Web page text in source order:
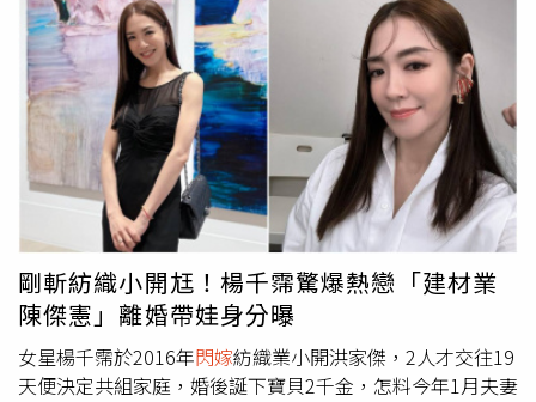
心、南瓜、豆腐和鮭魚給牠吃。」一開始不懂分量，導致大
器拉肚子，李燕哭笑不得地說：「媽媽就是怕小孩吃不飽，
我調整份量後就好了。」她也根據大器的過敏體質，研究各
種飲食資訊，「發現過敏源來自雞肉，所以大器的飼料跟零
食也都改吃鹿肉，或其他罕見的動物肉成份。」還會搭配爆
毛粉、牛奶、益生菌和骨粉，粗估下來，毛孩每月開銷超過
5萬元。因為大器太貼心可愛，讓李燕連工作要跟牠短暫分
開都捨不得。（圖／侯世駿攝）不過對李燕而言，這一切付
出都甘之如飴。她誇讚大器不只聽得懂人話，還能察覺她的
情緒起伏，「牠看到我情緒不好時，會默默走過來，把嘴巴
放在我腿上，就這樣看著我」，彷彿是無聲的安慰。看到李
燕和經紀人玩鬧，只要她假裝打經紀人，大器也會立刻衝過
來把2人隔開，深怕爆發什麼衝突。為了大器能有更多空間
能奔跑，李燕有換屋的打算。（圖／侯世駿攝）這樣的貼心
據《鏡週刊》報導，楊千霈上月底出席好友陳志強的婚禮，
第一次見到擔任伴郎的Jeremy時就相當有好感，後來在陳
志強的撮合下，2人感情升溫越靠越近。楊千霈發聲駁斥新
戀情。（圖／擷取自Instagram／pinkbabe0309）據悉，楊
千霈的新歡Jeremy不僅外表神似台灣隊長陳傑憲，還是富
二代建材小開，最近才剛接下家族企業的棒子，對方同樣離
過婚有小孩，感情背景頗為相似。針對遭爆新戀情，楊千霈
今（26日）在社群限動嚴正駁斥，「嚴厲斥責《鏡週刊》數
篇子虛烏有的報導！多家媒體數年來持續不斷捏造不實報導
並散佈於大眾，對本人及親友的生活已致不便及負面影響。
本人對此報導風氣，深感失望。日後對於本人再有任何不合
乎事實之報導，本人不排除提告，捍衛權利。」
剛斬紡織小開尪！楊千霈驚爆熱戀「建材業
陳傑憲」離婚帶娃身分曝
女星楊千霈於2016年閃嫁紡織業小開洪家傑，2人才交往19
天便決定共組家庭，婚後誕下寶貝2千金，怎料今年1月夫妻